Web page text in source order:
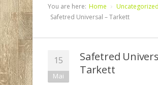
You are here: Home
Uncategorized
Safetred Universal – Tarkett
15
Mai
Safetred
Tarkett